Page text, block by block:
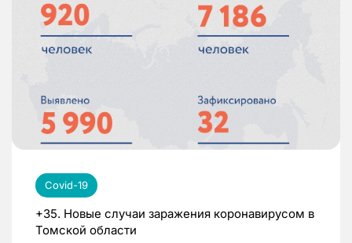
Covid-19
+35. Новые случаи заражения коронавирусом в
Томской области